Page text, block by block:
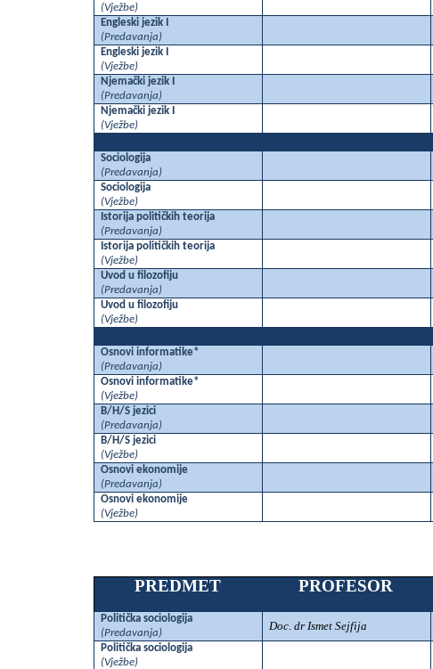
(Vježbe)
Engleski jezik I
(Predavanja)
Engleski jezik I
(Vježbe)
Njemački jezik I
(Predavanja)
Njemački jezik I
(Vježbe)
Sociologija
(Predavanja)
Sociologija
(Vježbe)
Istorija političkih teorija
(Predavanja)
Istorija političkih teorija
(Vježbe)
Uvod u filozofiju
(Predavanja)
Uvod u filozofiju
(Vježbe)
Osnovi informatike*
(Predavanja)
Osnovi informatike*
(Vježbe)
B/H/S jezici
(Predavanja)
B/H/S jezici
(Vježbe)
Osnovi ekonomije
(Predavanja)
Osnovi ekonomije
(Vježbe)
PREDMET
PROFESOR
Politička sociologija
(Predavanja)
Doc. dr Ismet Sejfija
Politička sociologija
(Vježbe)